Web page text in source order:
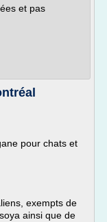
et pas
pour chats et
exempts de
ainsi que de